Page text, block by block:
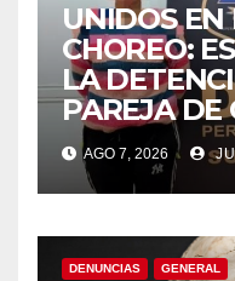
UNIDOS EN
CHOREO:
LA
PAREJA DE
AGO 7, 2026
DENUNCIAS GENERAL